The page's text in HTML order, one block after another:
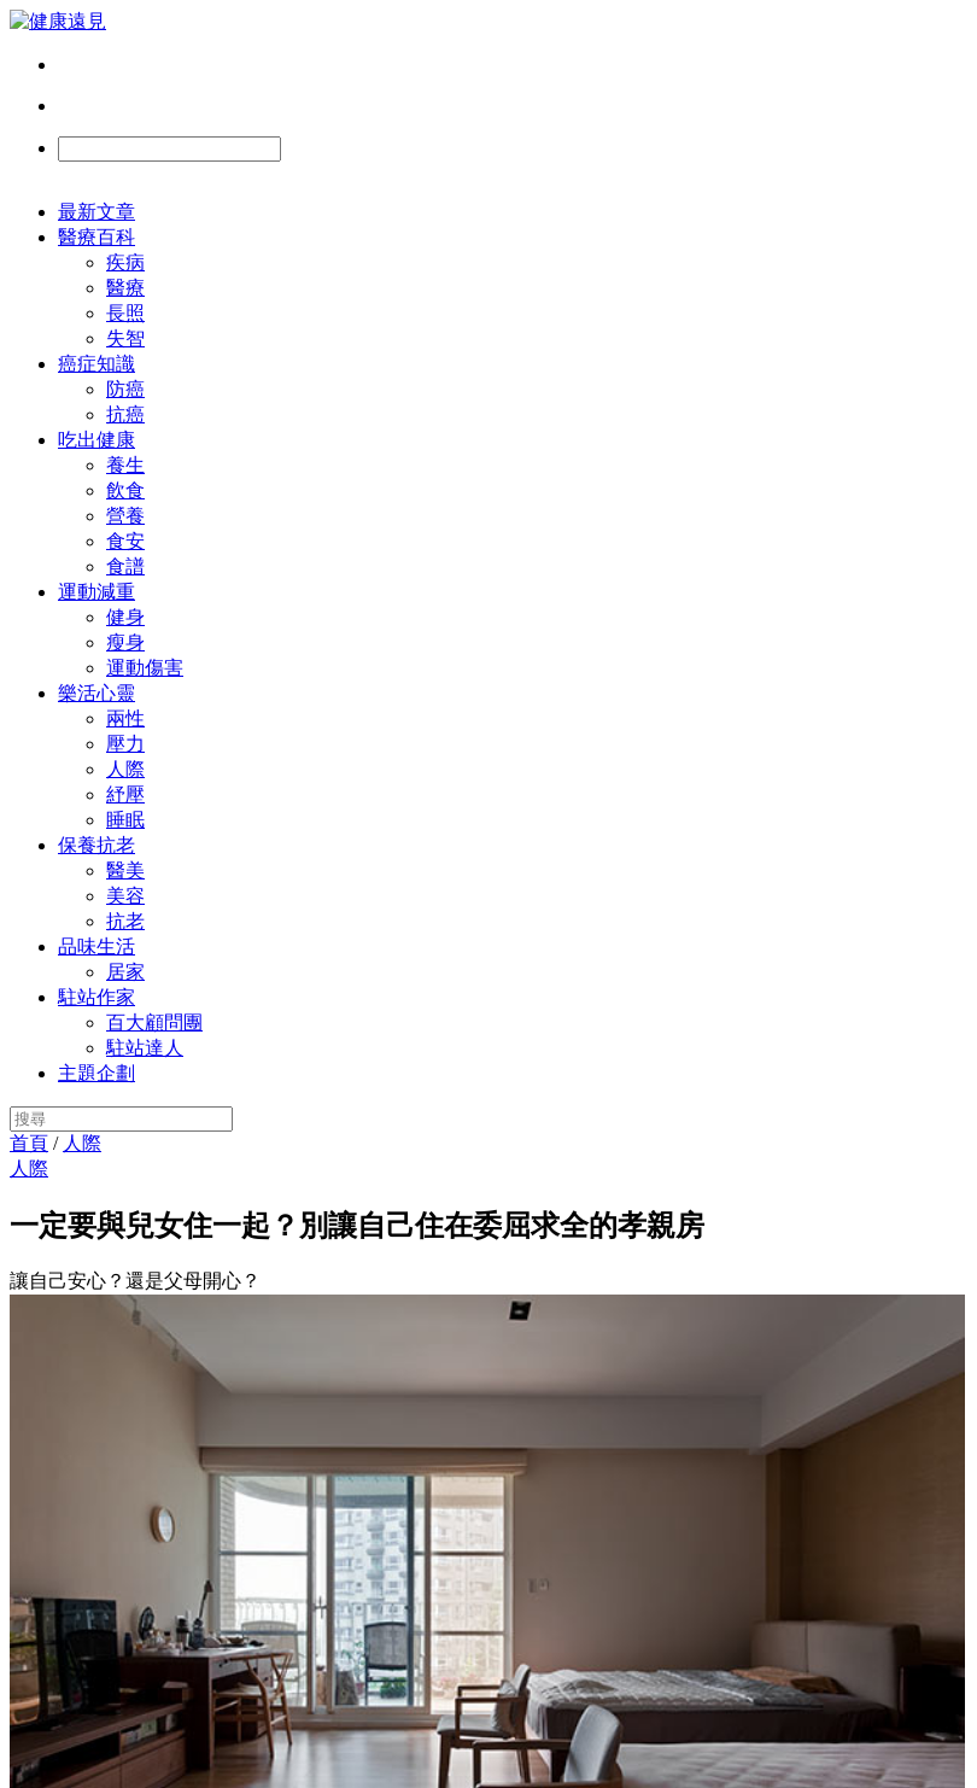
最新文章
醫療百科
疾病
醫療
長照
失智
癌症知識
防癌
抗癌
吃出健康
養生
飲食
營養
食安
食譜
運動減重
健身
瘦身
運動傷害
樂活心靈
兩性
壓力
人際
紓壓
睡眠
保養抗老
醫美
美容
抗老
品味生活
居家
駐站作家
百大顧問團
駐站達人
主題企劃
首頁 / 人際
人際
一定要與兒女住一起？別讓自己住在委屈求全的孝親房
讓自己安心？還是父母開心？